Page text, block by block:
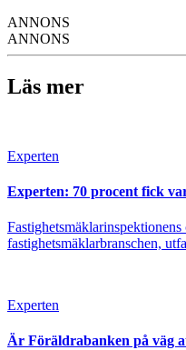
ANNONS
ANNONS
Läs mer
Experten
Experten: 70 procent fick
fastighetsmäklarbranschen,
Experten
Är Föräldrabanken på väg